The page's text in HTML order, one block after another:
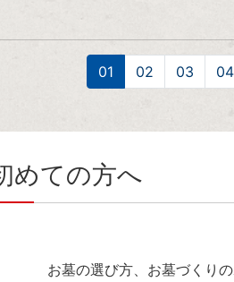
01 02 03 04
めての方へ
お墓の選び方、お墓づくり